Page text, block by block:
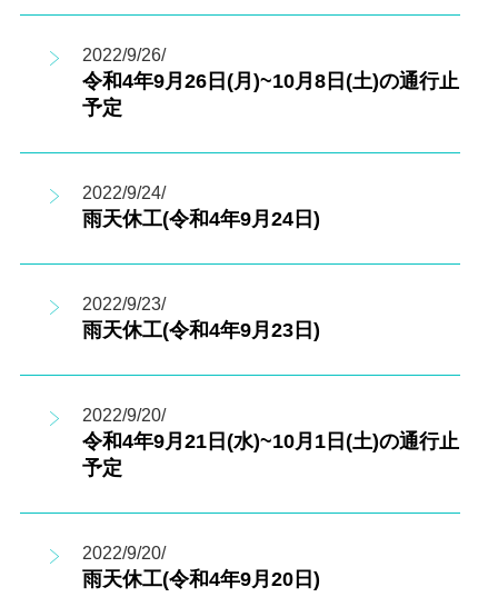
2022/9/26/
令和4年9月26日(月)~10月8日(土)の通行止
予定
2022/9/24/
雨天休工(令和4年9月24日)
2022/9/23/
雨天休工(令和4年9月23日)
2022/9/20/
令和4年9月21日(水)~10月1日(土)の通行止
予定
2022/9/20/
雨天休工(令和4年9月20日)